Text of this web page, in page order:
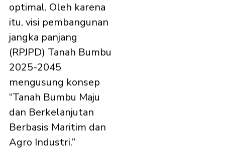
optimal. Oleh karena
itu, visi pembangunan
jangka panjang
(RPJPD) Tanah Bumbu
2025-2045
mengusung konsep
“Tanah Bumbu Maju
dan Berkelanjutan
Berbasis Maritim dan
Agro Industri.”